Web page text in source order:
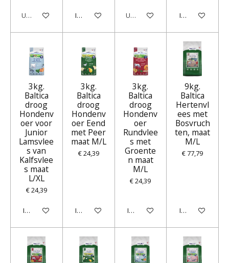
Uitverkocht In winkelwagen Uitverkocht In winkelwagen
3kg.
Baltica
droog
Hondenv
oer voor
Junior
Lamsvlee
s van
Kalfsvlee
s maat
L/XL
€ 24,39
In winkelwagen
3kg.
Baltica
droog
Hondenv
oer Eend
met Peer
maat M/L
€ 24,39
In winkelwagen
3kg.
Baltica
droog
Hondenv
oer
Rundvlee
s met
Groente
n maat
M/L
€ 24,39
In winkelwagen
9kg.
Baltica
Hertenvl
ees met
Bosvruch
ten, maat
M/L
€ 77,79
In winkelwagen